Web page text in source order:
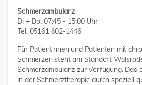
Schmerzambulanz
Di + Do: 07:45 - 15:00 Uhr
Tel. 05161 602-1446
Für Patientinnen und Patienten mit
Schmerzen steht am Standort
Schmerzambulanz zur Verfügung. Das
in der Schmerztherapie durch speziell